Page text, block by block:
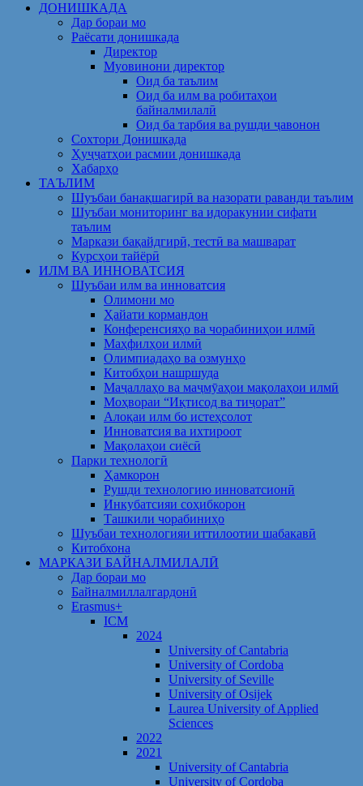
ДОНИШКАДА
Дар бораи мо
Раёсати донишкада
Директор
Муовинони директор
Оид ба таълим
Оид ба илм ва робитаҳои
байналмилалӣ
Оид ба тарбия ва рушди ҷавонон
Сохтори Донишкада
Ҳуҷҷатҳои расмии донишкада
Хабарҳо
ТАЪЛИМ
Шуъбаи банақшагирӣ ва назорати раванди таълим
Шуъбаи мониторинг ва идоракунии сифати
таълим
Маркази бақайдгирӣ, тестӣ ва машварат
Курсҳои тайёрӣ
ИЛМ ВА ИННОВАТСИЯ
Шуъбаи илм ва инноватсия
Олимони мо
Ҳайати кормандон
Конференсияҳо ва чорабиниҳои илмӣ
Маҳфилҳои илмӣ
Олимпиадаҳо ва озмунҳо
Китобҳои нашршуда
Маҷаллаҳо ва маҷмӯаҳои мақолаҳои илмӣ
Моҳвораи “Иқтисод ва тиҷорат”
Алоқаи илм бо истеҳсолот
Инноватсия ва ихтироот
Мақолаҳои сиёсӣ
Парки технологӣ
Ҳамкорон
Рушди технологию инноватсионӣ
Инкубатсияи соҳибкорон
Ташкили чорабиниҳо
Шуъбаи технологияи иттилоотии шабакавӣ
Китобхона
МАРКАЗИ БАЙНАЛМИЛАЛӢ
Дар бораи мо
Байналмиллалгардонӣ
Erasmus+
ICM
2024
University of Cantabria
University of Cordoba
University of Seville
University of Osijek
Laurea University of Applied
Sciences
2022
2021
University of Cantabria
University of Cordoba